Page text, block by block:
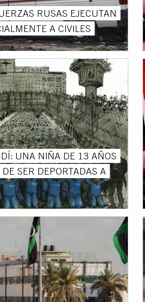
RUSAS EJECUTAN
A CIVILES
UNA NIÑA DE 13 AÑOS
SER DEPORTADAS A